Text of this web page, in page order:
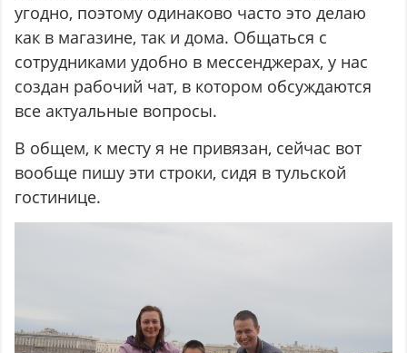
угодно, поэтому одинаково часто это делаю
как в магазине, так и дома. Общаться с
сотрудниками удобно в мессенджерах, у нас
создан рабочий чат, в котором обсуждаются
все актуальные вопросы.
В общем, к месту я не привязан, сейчас вот
вообще пишу эти строки, сидя в тульской
гостинице.